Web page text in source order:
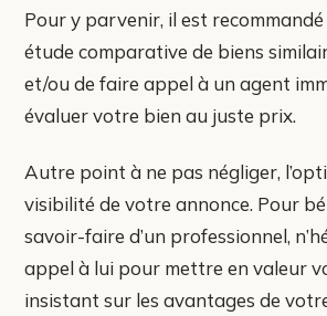
Pour y parvenir, il est
étude comparative de biens
et/ou de faire appel à un agent
évaluer votre bien au juste prix.
Autre point à ne pas négliger,
visibilité de votre annonce. Pour
savoir-faire d’un professionnel,
appel à lui pour mettre en valeur
insistant sur les avantages de